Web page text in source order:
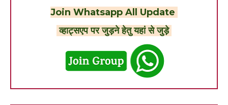
Join Whatsapp All Update
व्हाट्सएप पर जुड़ने हेतु यहां से जुड़े